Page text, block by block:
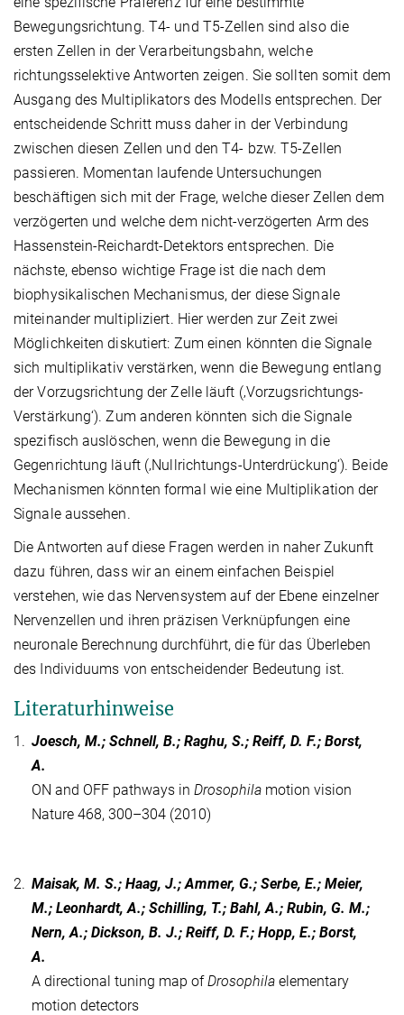
Bewegungsrichtung. T4- und T5-Zellen sind also die
ersten Zellen in der Verarbeitungsbahn, welche
richtungsselektive Antworten zeigen. Sie sollten somit dem
Ausgang des Multiplikators des Modells entsprechen. Der
entscheidende Schritt muss daher in der Verbindung
zwischen diesen Zellen und den T4- bzw. T5-Zellen
passieren. Momentan laufende Untersuchungen
beschäftigen sich mit der Frage, welche dieser Zellen dem
verzögerten und welche dem nicht-verzögerten Arm des
Hassenstein-Reichardt-Detektors entsprechen. Die
nächste, ebenso wichtige Frage ist die nach dem
biophysikalischen Mechanismus, der diese Signale
miteinander multipliziert. Hier werden zur Zeit zwei
Möglichkeiten diskutiert: Zum einen könnten die Signale
sich multiplikativ verstärken, wenn die Bewegung entlang
der Vorzugsrichtung der Zelle läuft (‚Vorzugsrichtungs-
Verstärkung‘). Zum anderen könnten sich die Signale
spezifisch auslöschen, wenn die Bewegung in die
Gegenrichtung läuft (‚Nullrichtungs-Unterdrückung‘). Beide
Mechanismen könnten formal wie eine Multiplikation der
Signale aussehen.
Die Antworten auf diese Fragen werden in naher Zukunft
dazu führen, dass wir an einem einfachen Beispiel
verstehen, wie das Nervensystem auf der Ebene einzelner
Nervenzellen und ihren präzisen Verknüpfungen eine
neuronale Berechnung durchführt, die für das Überleben
des Individuums von entscheidender Bedeutung ist.
Literaturhinweise
1. Joesch, M.; Schnell, B.; Raghu, S.; Reiff, D. F.; Borst,
A.
ON and OFF pathways in Drosophila motion vision
Nature 468, 300–304 (2010)
2. Maisak, M. S.; Haag, J.; Ammer, G.; Serbe, E.; Meier,
M.; Leonhardt, A.; Schilling, T.; Bahl, A.; Rubin, G. M.;
Nern, A.; Dickson, B. J.; Reiff, D. F.; Hopp, E.; Borst,
A.
A directional tuning map ofDrosophila elementary
motion detectors